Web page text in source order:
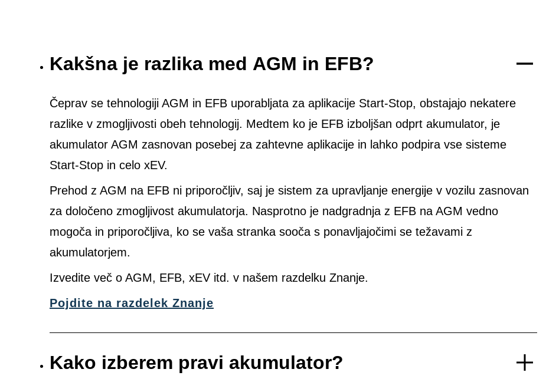
Kakšna je razlika med AGM in EFB?
Čeprav se tehnologiji AGM in EFB uporabljata za aplikacije Start-Stop, obstajajo nekatere
razlike v zmogljivosti obeh tehnologij. Medtem ko je EFB izboljšan odprt akumulator, je
akumulator AGM zasnovan posebej za zahtevne aplikacije in lahko podpira vse sisteme
Start-Stop in celo xEV.
Prehod z AGM na EFB ni priporočljiv, saj je sistem za upravljanje energije v vozilu zasnovan
za določeno zmogljivost akumulatorja. Nasprotno je nadgradnja z EFB na AGM vedno
mogoča in priporočljiva, ko se vaša stranka sooča s ponavljajočimi se težavami z
akumulatorjem.
Izvedite več o AGM, EFB, xEV itd. v našem razdelku Znanje.
Pojdite na razdelek Znanje
Kako izberem pravi akumulator?